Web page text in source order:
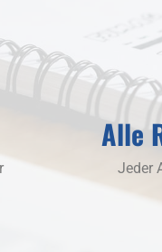
Alle
Jeder